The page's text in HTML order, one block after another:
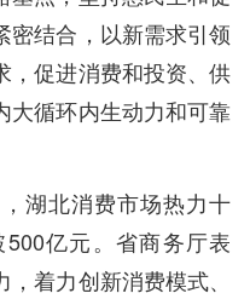
密结合，以新需求引领
，促进消费和投资、供
大循环内生动力和可靠
湖北消费市场热力十
亿元。省商务厅表
着力创新消费模式、